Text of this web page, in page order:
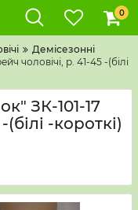
0
Демісезонні
чоловічі, р. 41-45 -(білі
ЗК-101-17
-короткі)